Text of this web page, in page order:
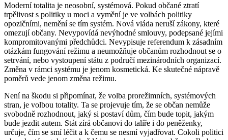
Moderní totalita je neosobní, systémová. Pokud občané ztratí
trpělivost s politiky u moci a vymění je ve volbách politiky
opozičními, nemění se tím systém. Nová vláda neruší zákony, které
omezují občany. Nevypovídá nevýhodné smlouvy, podepsané jejími
kompromitovanými předchůdci. Nevypisuje referendum k zásadním
otázkám fungování režimu a neumožňuje občanům rozhodnout se o
setrvání, nebo vystoupení státu z područí mezinárodních organizací.
Změna v rámci systému je jenom kosmetická. Ke skutečné nápravě
poměrů vede jenom změna režimu.
Není na škodu si připomínat, že volba prorežimních, systémových
stran, je volbou totality. Ta se projevuje tím, že se občan nemůže
svobodně rozhodnout, jaký si postaví dům, čím bude topit, jakým
bude jezdit autem. Stát zírá občanovi do talíře i do peněženky,
určuje, čím se smí léčit a k čemu se nesmí vyjadřovat. Cokoli politici